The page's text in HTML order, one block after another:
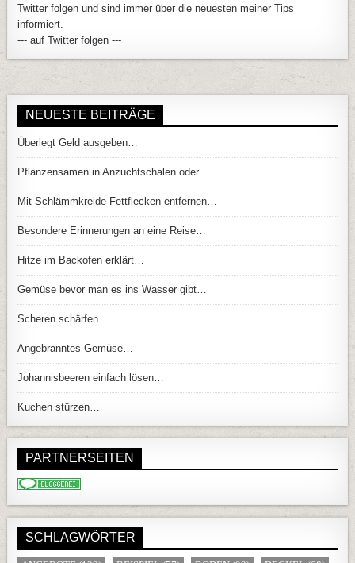
Twitter folgen und sind immer über die neuesten meiner Tips
informiert.
--- auf Twitter folgen ---
NEUESTE BEITRÄGE
Überlegt Geld ausgeben…
Pflanzensamen in Anzuchtschalen oder…
Mit Schlämmkreide Fettflecken entfernen…
Besondere Erinnerungen an eine Reise…
Hitze im Backofen erklärt…
Gemüse bevor man es ins Wasser gibt…
Scheren schärfen…
Angebranntes Gemüse…
Johannisbeeren einfach lösen…
Kuchen stürzen…
PARTNERSEITEN
SCHLAGWÖRTER